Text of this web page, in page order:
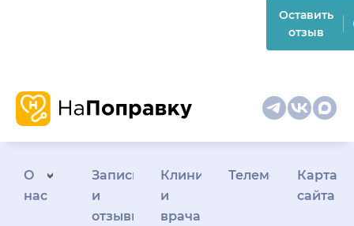
Оставить
отзыв
О
нас
Запись
и
отзывы
Клиникам
и
врачам
Телемедицина
Карта
сайта